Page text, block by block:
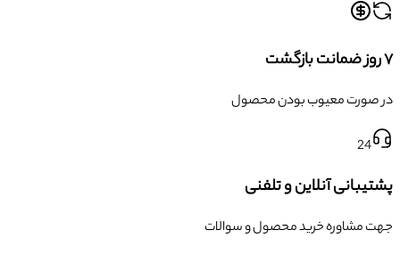
۷ روز ضمانت بازگشت
در صورت معیوب بودن محصول
24
پشتیبانی آنلاین و تلفنی
جهت مشاوره خرید محصول و سوالات